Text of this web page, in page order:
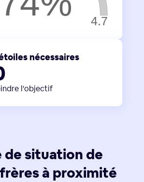
nécessaires
l'objectif
de situation de
à proximité